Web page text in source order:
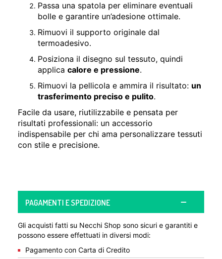
Passa una spatola per eliminare eventuali
bolle e garantire un’adesione ottimale.
Rimuovi il supporto originale dal
termoadesivo.
Posiziona il disegno sul tessuto, quindi
applica calore e pressione.
Rimuovi la pellicola e ammira il risultato: un
trasferimento preciso e pulito.
Facile da usare, riutilizzabile e pensata per
risultati professionali: un accessorio
indispensabile per chi ama personalizzare tessuti
con stile e precisione.
PAGAMENTI E SPEDIZIONE
Gli acquisti fatti su Necchi Shop sono sicuri e garantiti e
possono essere effettuati in diversi modi:
Pagamento con Carta di Credito